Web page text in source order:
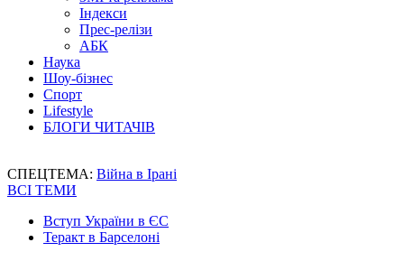
Індекси
Прес-релізи
АБК
Наука
Шоу-бізнес
Спорт
Lifestyle
БЛОГИ ЧИТАЧІВ
СПЕЦТЕМА: Війна в Ірані
ВСІ ТЕМИ
Вступ України в ЄС
Теракт в Барселоні